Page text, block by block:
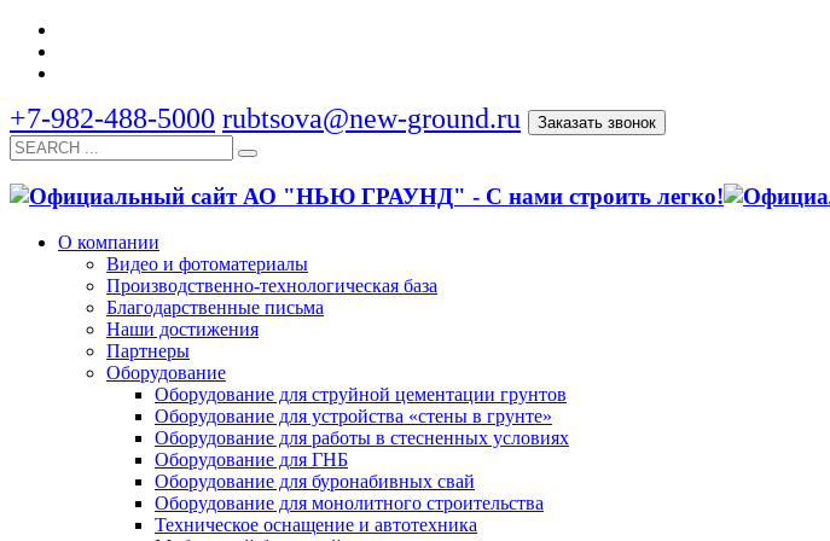
+7-982-488-5000 rubtsova@new-ground.ru Заказать звонок
О компании
Видео и фотоматериалы
Производственно-технологическая база
Благодарственные письма
Наши достижения
Партнеры
Оборудование
Оборудование для струйной цементации грунтов
Оборудование для устройства «стены в грунте»
Оборудование для работы в стесненных условиях
Оборудование для ГНБ
Оборудование для буронабивных свай
Оборудование для монолитного строительства
Техническое оснащение и автотехника